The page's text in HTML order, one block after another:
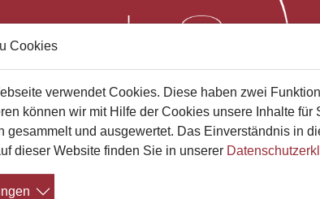
Bestatterliste Suchergebnisse
finden
Cookies
verwendet Cookies. Diese haben zwei
können wir mit Hilfe der Cookies unsere Inhalte
gesammelt und ausgewertet. Das Einverständnis in
dieser Website finden Sie in unserer